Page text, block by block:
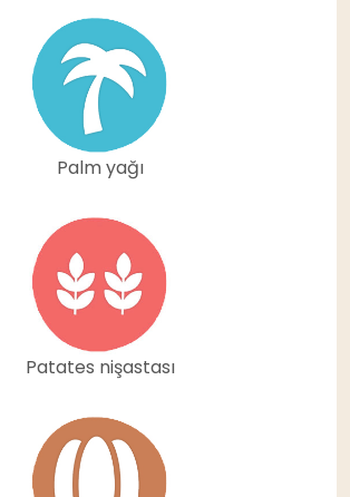
Palm yağı
Patates nişastası